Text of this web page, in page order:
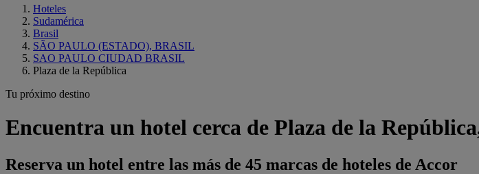
Hoteles
Sudamérica
Brasil
SÃO PAULO (ESTADO), BRASIL
SAO PAULO CIUDAD BRASIL
Plaza de la República
Tu próximo destino
Encuentra un hotel cerca de Plaza de la
Reserva un hotel entre las más de 45 marcas de hoteles de Accor